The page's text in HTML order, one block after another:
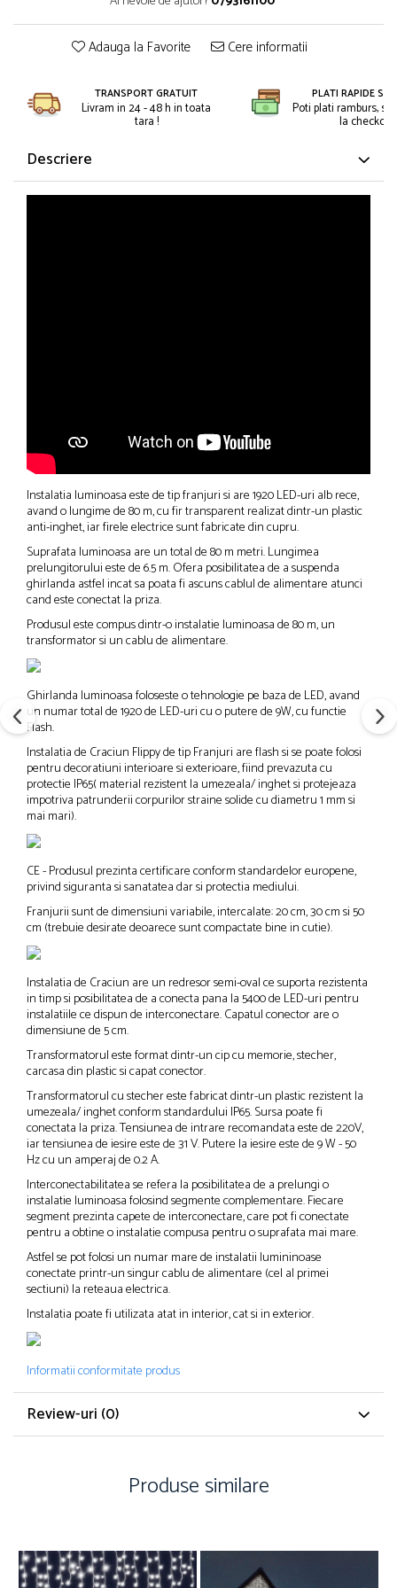
Seturi de artificii
Stroboscoape
Vulcani electrici
Kendama Super Sticky Big Cup V2
Petreceri Animale
Adauga la Favorite Cere informatii
TRANSPORT GRATUIT
Livram in 24 - 48 h in toata
tara !
PLATI RAPIDE SI
Poti plati ramburs,
la checkout.
Descriere
Instalatia luminoasa este de tip franjuri si are 1920 LED-uri alb rece,
avand o lungime de 80 m, cu fir transparent realizat dintr-un plastic
anti-inghet, iar firele electrice sunt fabricate din cupru.
Suprafata luminoasa are un total de 80 m metri. Lungimea
prelungitorului este de 6.5 m. Ofera posibilitatea de a suspenda
ghirlanda astfel incat sa poata fi ascuns cablul de alimentare atunci
cand este conectat la priza.
Produsul este compus dintr-o instalatie luminoasa de 80 m, un
transformator si un cablu de alimentare.
Ghirlanda luminoasa foloseste o tehnologie pe baza de LED, avand
un numar total de 1920 de LED-uri cu o putere de 9W, cu functie
Flash.
Instalatia de Craciun Flippy de tip Franjuri are flash si se poate folosi
pentru decoratiuni interioare si exterioare, fiind prevazuta cu
protectie IP65( material rezistent la umezeala/ inghet si protejeaza
impotriva patrunderii corpurilor straine solide cu diametru 1 mm si
mai mari).
CE - Produsul prezinta certificare conform standardelor europene,
privind siguranta si sanatatea dar si protectia mediului.
Franjurii sunt de dimensiuni variabile, intercalate: 20 cm, 30 cm si 50
cm (trebuie desirate deoarece sunt compactate bine in cutie).
Instalatia de Craciun are un redresor semi-oval ce suporta rezistenta
in timp si posibilitatea de a conecta pana la 5400 de LED-uri pentru
instalatiile ce dispun de interconectare. Capatul conector are o
dimensiune de 5 cm.
Transformatorul este format dintr-un cip cu memorie, stecher,
carcasa din plastic si capat conector.
Transformatorul cu stecher este fabricat dintr-un plastic rezistent la
umezeala/ inghet conform standardului IP65. Sursa poate fi
conectata la priza. Tensiunea de intrare recomandata este de 220V,
iar tensiunea de iesire este de 31 V. Putere la iesire este de 9 W - 50
Hz cu un amperaj de 0.2 A.
Interconectabilitatea se refera la posibilitatea de a prelungi o
instalatie luminoasa folosind segmente complementare. Fiecare
segment prezinta capete de interconectare, care pot fi conectate
pentru a obtine o instalatie compusa pentru o suprafata mai mare.
Astfel se pot folosi un numar mare de instalatii lumininoase
conectate printr-un singur cablu de alimentare (cel al primei
sectiuni) la reteaua electrica.
Instalatia poate fi utilizata atat in interior, cat si in exterior.
Informatii conformitate produs
Review-uri (0)
Produse similare